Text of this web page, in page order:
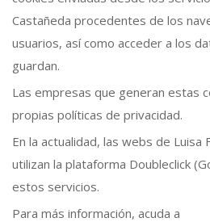
Castañeda procedentes de los
usuarios, así como acceder a los
guardan.
Las empresas que generan estas
propias políticas de privacidad.
En la actualidad, las webs de Luisa
utilizan la plataforma Doubleclick
estos servicios.
Para más información, acuda a